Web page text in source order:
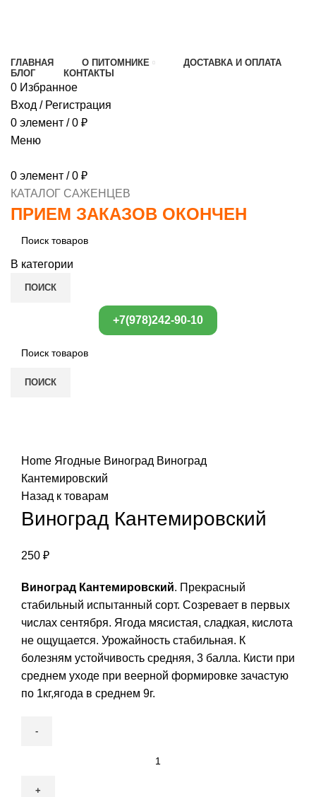
ГЛАВНАЯ О ПИТОМНИКЕ
ДОСТАВКА И ОПЛАТА
БЛОГ
КОНТАКТЫ
0 Избранное
Вход / Регистрация
0 элемент / 0 ₽
Меню
0 элемент / 0 ₽
КАТАЛОГ САЖЕНЦЕВ
ПРИЕМ ЗАКАЗОВ ОКОНЧЕН
В категории
ПОИСК
+7(978)242-90-10
ПОИСК
Home Ягодные Виноград Виноград
Кантемировский
Назад к товарам
Виноград Кантемировский
250 ₽
Виноград Кантемировский. Прекрасный
стабильный испытанный сорт. Созревает в первых
числах сентября. Ягода мясистая, сладкая, кислота
не ощущается. Урожайность стабильная. К
болезням устойчивость средняя, 3 балла. Кисти при
среднем уходе при веерной формировке зачастую
по 1кг,ягода в среднем 9г.
quantity